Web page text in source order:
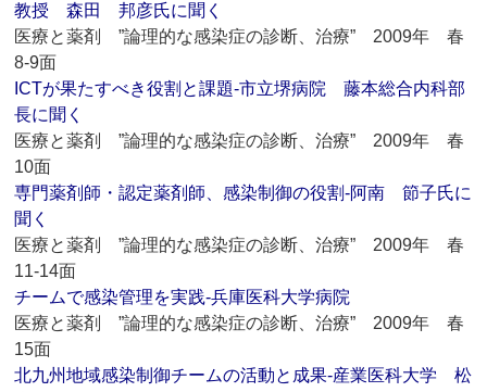
教授 森田 邦彦氏に聞く
医療と薬剤 ”論理的な感染症の診断、治療” 2009年 春
8-9面
ICTが果たすべき役割と課題‐市立堺病院 藤本総合内科部
長に聞く
医療と薬剤 ”論理的な感染症の診断、治療” 2009年 春
10面
専門薬剤師・認定薬剤師、感染制御の役割‐阿南 節子氏に
聞く
医療と薬剤 ”論理的な感染症の診断、治療” 2009年 春
11-14面
チームで感染管理を実践‐兵庫医科大学病院
医療と薬剤 ”論理的な感染症の診断、治療” 2009年 春
15面
北九州地域感染制御チームの活動と成果‐産業医科大学 松